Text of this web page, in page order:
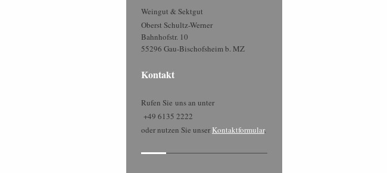
Weingut & Sektgut
Oberst Schultz-Werner
Bahnhofstr. 10
55296 Gau-Bischofsheim b. MZ
Kontakt
Rufen Sie uns an unter
+49 6135 2222
oder nutzen Sie unser Kontaktformular.